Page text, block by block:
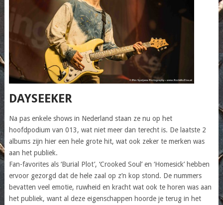
DAYSEEKER
Na pas enkele shows in Nederland staan ze nu op het
hoofdpodium van 013, wat niet meer dan terecht is. De laatste 2
albums zijn hier een hele grote hit, wat ook zeker te merken was
aan het publiek.
Fan-favorites als ‘Burial Plot’, ‘Crooked Soul’ en ‘Homesick’ hebben
ervoor gezorgd dat de hele zaal op z’n kop stond. De nummers
bevatten veel emotie, ruwheid en kracht wat ook te horen was aan
het publiek, want al deze eigenschappen hoorde je terug in het